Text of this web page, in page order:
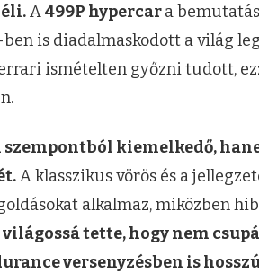
A499P hypercara
is diadalmaskodott a világ
ismételten győzni tudott,
szempontból kiemelkedő,
A klasszikus vörös és a
alkalmaz, miközben
tette, hogy nem
versenyzésben is